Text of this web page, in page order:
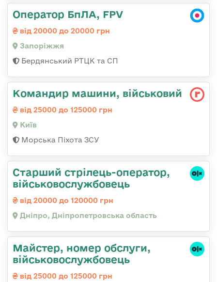
Оператор БпЛА, FPV
від 20000 до 20000 грн
Запоріжжя
Бердянський РТЦК та СП
Командир машини, військовий
від 25000 до 125000 грн
Київ
Морська Піхота ЗСУ
Старший стрілець-оператор,
військовослужбовець
від 20000 до 120000 грн
Дніпро, Дніпропетровська область
Майстер, номер обслуги,
військовослужбовець
від 25000 до 125000 грн